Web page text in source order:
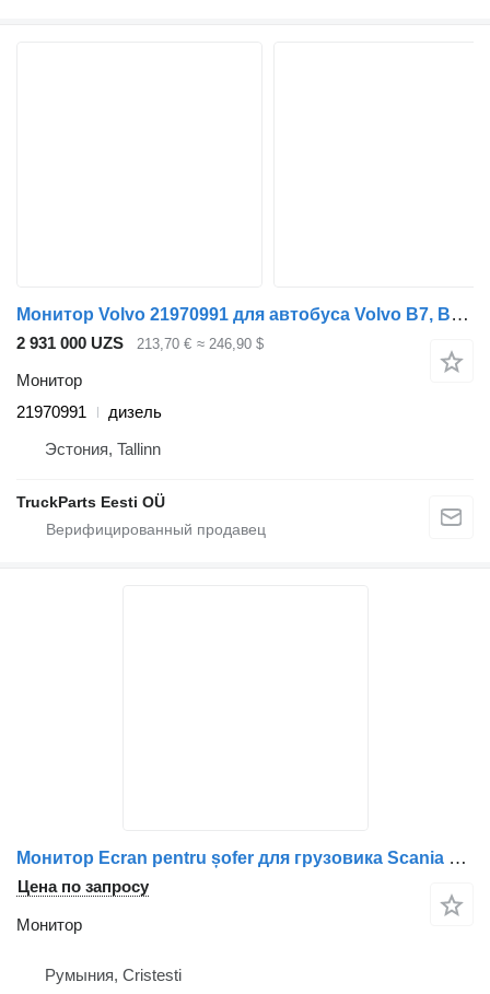
Монитор Volvo 21970991 для автобуса Volvo B7, B7R, B8, B9, B12 bus (2005-)
2 931 000 UZS 213,70 € ≈ 246,90 $
Монитор
21970991
дизель
Эстония, Tallinn
TruckParts Eesti OÜ
Монитор Ecran pentru șofer для грузовика Scania MTB 7300D-11
Цена по запросу
Монитор
Румыния, Cristesti